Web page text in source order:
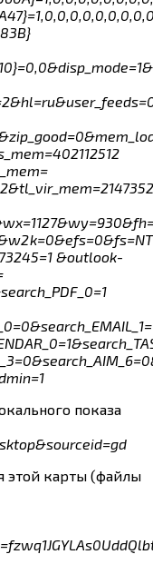
&outlook-
показа
этой карты (файлы